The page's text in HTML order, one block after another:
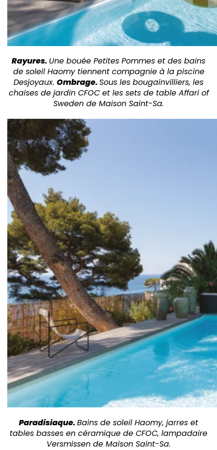
Rayures. Une bouée Petites Pommes et des bains
de soleil Haomy tiennent compagnie à la piscine
Desjoyaux. Ombrage.Sous les bougainvilliers, les
chaises de jardin CFOC et les sets de table Affari of
Sweden de Maison Saint-Sa.
Paradisiaque.Bains de soleil Haomy, jarres et
tables basses en céramique de CFOC, lampadaire
Versmissen de Maison Saint-Sa.